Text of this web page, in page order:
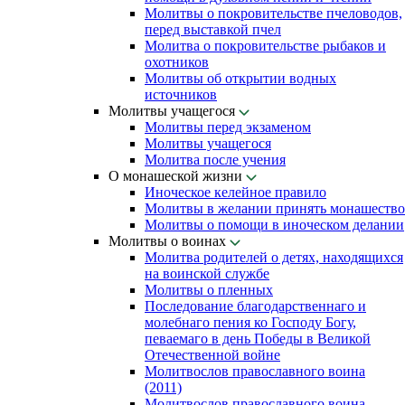
Молитвы о покровительстве пчеловодов,
перед выставкой пчел
Молитва о покровительстве рыбаков и
охотников
Молитвы об открытии водных
источников
Молитвы учащегося
Молитвы перед экзаменом
Молитвы учащегося
Молитва после учения
О монашеской жизни
Иноческое келейное правило
Молитвы в желании принять монашество
Молитвы о помощи в иноческом делании
Молитвы о воинах
Молитва родителей о детях, находящихся
на воинской службе
Молитвы о пленных
Последование благодарственнаго и
молебнаго пения ко Господу Богу,
певаемаго в день Победы в Великой
Отечественной войне
Молитвослов православного воина
(2011)